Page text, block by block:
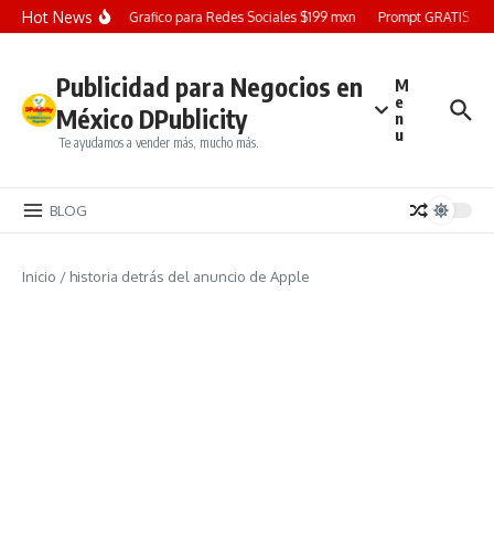
Saltar al contenido
Hot NewsDiseño Grafico para Redes Sociales $199 mxn Prompt GRATIS:
Publicidad para Negocios en
México DPublicity
Te ayudamos a vender más, mucho más.
M
e
n
u
BLOG
Inicio / historia detrás del anuncio de Apple